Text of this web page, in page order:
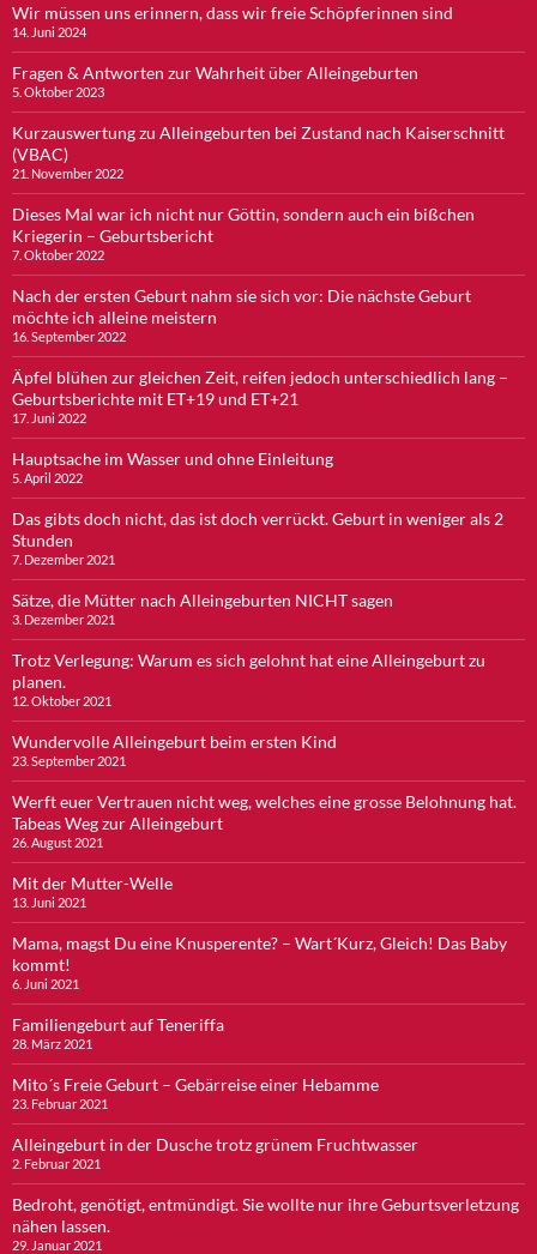
Wir müssen uns erinnern, dass wir freie Schöpferinnen sind
14. Juni 2024
Fragen & Antworten zur Wahrheit über Alleingeburten
5. Oktober 2023
Kurzauswertung zu Alleingeburten bei Zustand nach Kaiserschnitt
(VBAC)
21. November 2022
Dieses Mal war ich nicht nur Göttin, sondern auch ein bißchen
Kriegerin – Geburtsbericht
7. Oktober 2022
Nach der ersten Geburt nahm sie sich vor: Die nächste Geburt
möchte ich alleine meistern
16. September 2022
Äpfel blühen zur gleichen Zeit, reifen jedoch unterschiedlich lang –
Geburtsberichte mit ET+19 und ET+21
17. Juni 2022
Hauptsache im Wasser und ohne Einleitung
5. April 2022
Das gibts doch nicht, das ist doch verrückt. Geburt in weniger als 2
Stunden
7. Dezember 2021
Sätze, die Mütter nach Alleingeburten NICHT sagen
3. Dezember 2021
Trotz Verlegung: Warum es sich gelohnt hat eine Alleingeburt zu
planen.
12. Oktober 2021
Wundervolle Alleingeburt beim ersten Kind
23. September 2021
Werft euer Vertrauen nicht weg, welches eine grosse Belohnung hat.
Tabeas Weg zur Alleingeburt
26. August 2021
Mit der Mutter-Welle
13. Juni 2021
Mama, magst Du eine Knusperente? – Wart´Kurz, Gleich! Das Baby
kommt!
6. Juni 2021
Familiengeburt auf Teneriffa
28. März 2021
Mito´s Freie Geburt – Gebärreise einer Hebamme
23. Februar 2021
Alleingeburt in der Dusche trotz grünem Fruchtwasser
2. Februar 2021
Bedroht, genötigt, entmündigt. Sie wollte nur ihre Geburtsverletzung
nähen lassen.
29. Januar 2021